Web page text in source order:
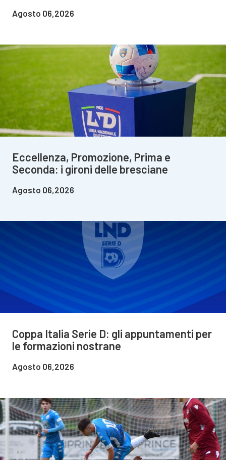
Agosto 06,2026
Eccellenza, Promozione, Prima e
Seconda: i gironi delle bresciane
Agosto 06,2026
Coppa Italia Serie D: gli appuntamenti per
le formazioni nostrane
Agosto 06,2026